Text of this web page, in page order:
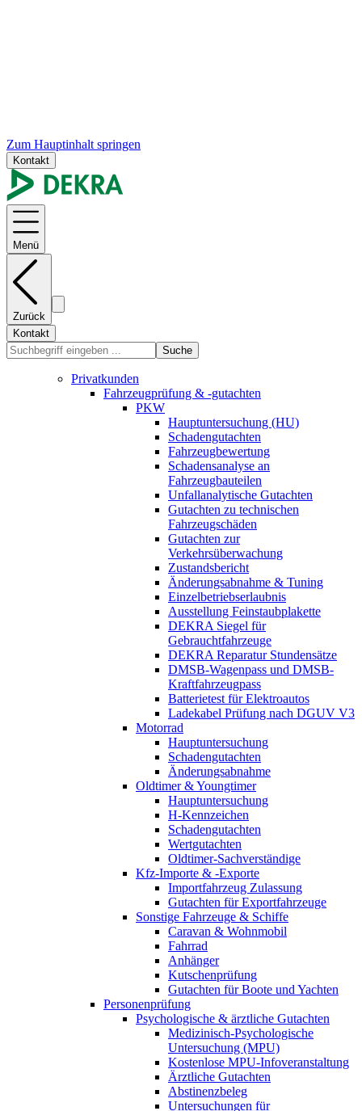
Zum Hauptinhalt springen
Kontakt
Menü
Zurück
Kontakt
Suche
Privatkunden
Fahrzeugprüfung & -gutachten
PKW
Hauptuntersuchung (HU)
Schadengutachten
Fahrzeugbewertung
Schadensanalyse an
Fahrzeugbauteilen
Unfallanalytische Gutachten
Gutachten zu technischen
Fahrzeugschäden
Gutachten zur
Verkehrsüberwachung
Zustandsbericht
Änderungsabnahme & Tuning
Einzelbetriebserlaubnis
Ausstellung Feinstaubplakette
DEKRA Siegel für
Gebrauchtfahrzeuge
DEKRA Reparatur Stundensätze
DMSB-Wagenpass und DMSB-
Kraftfahrzeugpass
Batterietest für Elektroautos
Ladekabel Prüfung nach DGUV V3
Motorrad
Hauptuntersuchung
Schadengutachten
Änderungsabnahme
Oldtimer & Youngtimer
Hauptuntersuchung
H-Kennzeichen
Schadengutachten
Wertgutachten
Oldtimer-Sachverständige
Kfz-Importe & -Exporte
Importfahrzeug Zulassung
Gutachten für Exportfahrzeuge
Sonstige Fahrzeuge & Schiffe
Caravan & Wohnmobil
Fahrrad
Anhänger
Kutschenprüfung
Gutachten für Boote und Yachten
Personenprüfung
Psychologische & ärztliche Gutachten
Medizinisch-Psychologische
Untersuchung (MPU)
Kostenlose MPU-Infoveranstaltung
Ärztliche Gutachten
Abstinenzbeleg
Untersuchungen für